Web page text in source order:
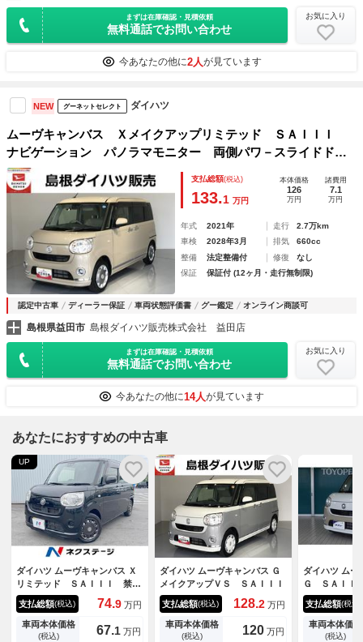
まずは在庫確認・見積依頼
無料通話でお問い合わせ
お気に入り
今あなたの他に2人が見ています
NEW グーネットセレクト ダイハツ
ムーヴキャンバス Ｘメイクアップリミテッド ＳＡＩＩＩ
ナビゲーション パノラマモニター 両側パワ－スライドド
ア 衝突回避支援システム搭載車
支払総額(税込)
133.1 万円
本体価格
126
万円
諸費用
7.1
万円
年式 2021年 走行
2.7万km
車検
2028年3月 排気
660cc
整備
法定整備付 修復
なし
保証
保証付 (12ヶ月・走行無制限)
認定中古車 ディーラー保証 車両状態評価書 グー鑑定 オンライン商談可
島根県益田市 島根ダイハツ販売株式会社 益田店
まずは在庫確認・見積依頼
無料通話でお問い合わせ
お気に入り
今あなたの他に14人が見ています
あなたにおすすめの中古車
UP
ダイハツ ムーヴキャンバス Ｘ
リミテッド ＳＡＩＩＩ 禁煙
車 カロッツェリアナビ バッ
クカメラ 両側電動スライドド
ア 衝突被害軽減システム キ
ーレス スマートキー ＣＤ
支払総額(税込) 74.9 万円
車両本体価格
(税込) 67.1 万円
ダイハツ ムーヴキャンバス Ｇ
メイクアップＶＳ ＳＡＩＩＩ
支払総額(税込) 128.2 万円
車両本体価格
(税込) 120 万円
ダイハツ ムー
Ｇ ＳＡＩＩ
モリーナビ
クカメラ 衝
ム ＥＴＣ
ド ＬＥＤヘ
支払総額(税込)
車両本体価格
(税込)